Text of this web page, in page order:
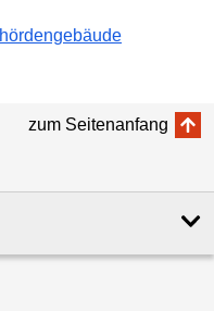
zum Seitenanfang